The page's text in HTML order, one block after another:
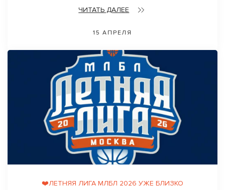
ЧИТАТЬ ДАЛЕЕ
15 АПРЕЛЯ
❤️ЛЕТНЯЯ ЛИГА МЛБЛ 2026 УЖЕ БЛИЗКО